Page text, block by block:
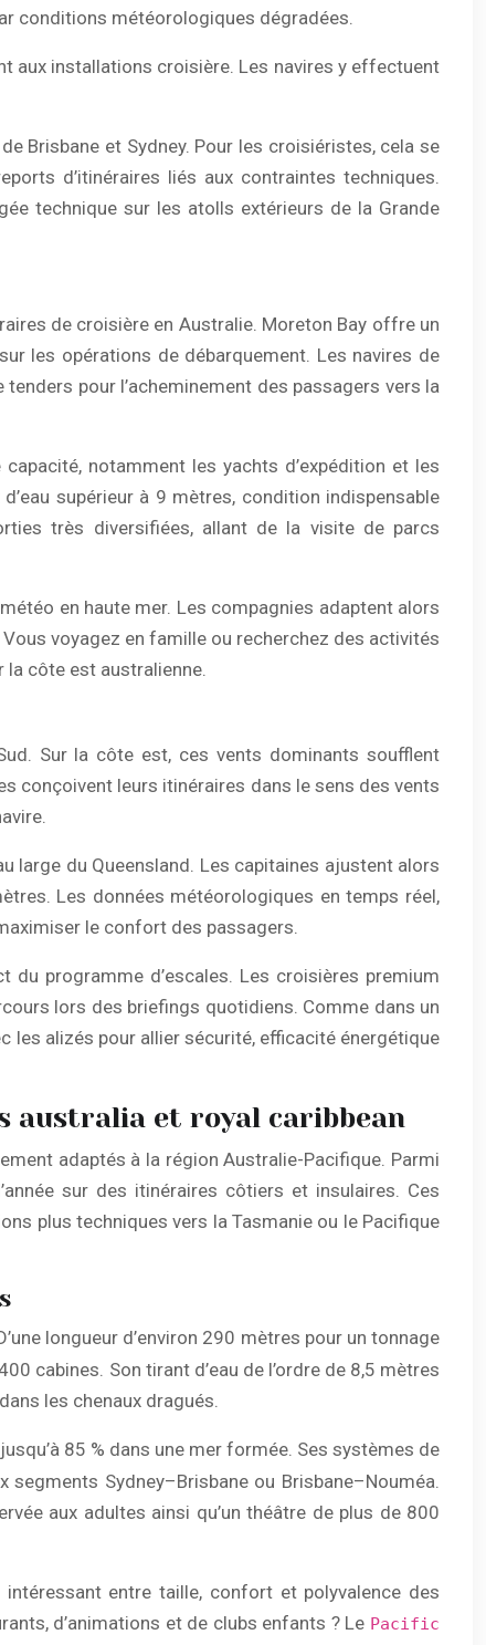
conditions météorologiques dégradées.
aux installations croisière. Les navires y effectuent
Brisbane et Sydney. Pour les croisiéristes, cela se
d’itinéraires liés aux contraintes techniques.
technique sur les atolls extérieurs de la Grande
de croisière en Australie. Moreton Bay offre un
les opérations de débarquement. Les navires de
pour l’acheminement des passagers vers la
notamment les yachts d’expédition et les
supérieur à 9 mètres, condition indispensable
très diversifiées, allant de la visite de parcs
en haute mer. Les compagnies adaptent alors
voyagez en famille ou recherchez des activités
la côte est australienne.
Sur la côte est, ces vents dominants soufflent
conçoivent leurs itinéraires dans le sens des vents
large du Queensland. Les capitaines ajustent alors
Les données météorologiques en temps réel,
le confort des passagers.
programme d’escales. Les croisières premium
lors des briefings quotidiens. Comme dans un
les alizés pour allier sécurité, efficacité énergétique
australia et royal caribbean
adaptés à la région Australie-Pacifique. Parmi
sur des itinéraires côtiers et insulaires. Ces
plus techniques vers la Tasmanie ou le Pacifique
longueur d’environ 290 mètres pour un tonnage
cabines. Son tirant d’eau de l’ordre de 8,5 mètres
les chenaux dragués.
85 % dans une mer formée. Ses systèmes de
Sydney–Brisbane ou Brisbane–Nouméa.
aux adultes ainsi qu’un théâtre de plus de 800
entre taille, confort et polyvalence des
d’animations et de clubs enfants ? Le Pacific